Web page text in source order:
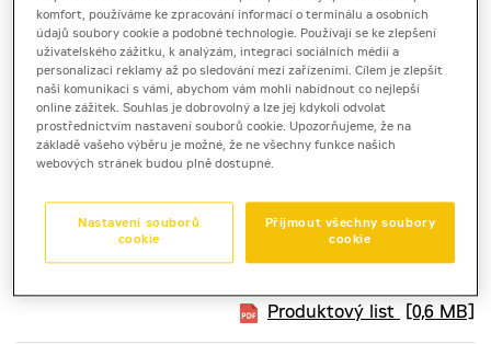
23 a více dnů
2 770 Kč bez DPH
3 351 Kč s DPH
Kauce
30 000 Kč
tandemový vibrační válec
Cat CB4.0
Produktový list [0,6 MB]
komfort, používáme ke zpracování informací o terminálu a osobních
údajů soubory cookie a podobné technologie. Používají se ke zlepšení
uživatelského zážitku, k analýzám, integraci sociálních médií a
personalizaci reklamy až po sledování mezi zařízeními. Cílem je zlepšit
naši komunikaci s vámi, abychom vám mohli nabídnout co nejlepší
online zážitek. Souhlas je dobrovolný a lze jej kdykoli odvolat
prostřednictvím nastavení souborů cookie. Upozorňujeme, že na
základě vašeho výběru je možné, že ne všechny funkce našich
webových stránek budou plně dostupné.
Přijmout všechny soubory
cookie
Nastavení souborů
cookie